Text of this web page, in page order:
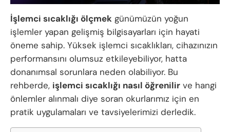
İşlemci sıcaklığı ölçmek günümüzün yoğun
işlemler yapan gelişmiş bilgisayarları için hayati
öneme sahip. Yüksek işlemci sıcaklıkları, cihazınızın
performansını olumsuz etkileyebiliyor, hatta
donanımsal sorunlara neden olabiliyor. Bu
rehberde, işlemci sıcaklığı nasıl öğrenilir ve hangi
önlemler alınmalı diye soran okurlarımız için en
pratik uygulamaları ve tavsiyelerimizi derledik.